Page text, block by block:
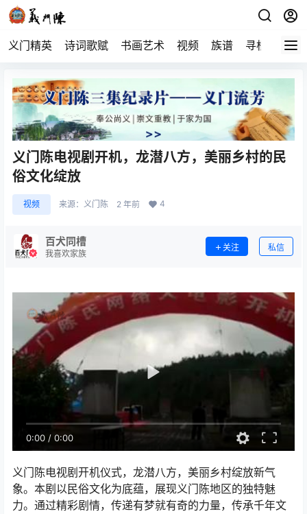
义门精英 诗词歌赋 书画艺术 视频 族谱 寻根
义门陈电视剧开机，龙潜八方，美丽乡村的民
俗文化绽放
视频 来源： 义门陈 2 年前 4
百犬同槽
我喜欢家族
关注 私信
0:00 / 0:00
义门陈电视剧开机仪式，龙潜八方，美丽乡村绽放新气
象。本剧以民俗文化为底蕴，展现义门陈地区的独特魅
力。通过精彩剧情，传递有梦就有奇的力量，传承千年文